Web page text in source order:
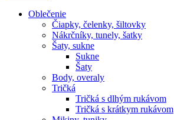
Oblečenie
Čiapky, čelenky, šiltovky
Nákrčníky, tunely, šatky
Šaty, sukne
Sukne
Šaty
Body, overaly
Tričká
Tričká s dlhým rukávom
Tričká s krátkym rukávom